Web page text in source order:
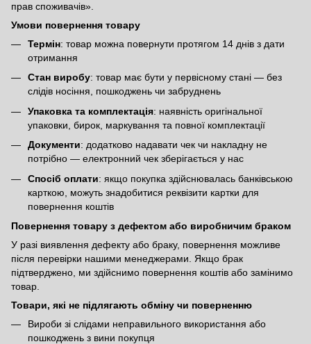
прав споживачів»
Умови повернення товару
Термін: товар можна повернути протягом 14 днів з дати
отримання
Стан виробу: товар має бути у первісному стані — без
слідів носіння, пошкоджень чи забруднень
Упаковка та комплектація: наявність оригінальної
упаковки, бирок, маркування та повної комплектації
Документи: додатково надавати чек чи накладну не
потрібно — електронний чек зберігається у нас
Спосіб оплати: якщо покупка здійснювалась банківською
карткою, можуть знадобитися реквізити картки для
повернення коштів
Повернення товару з дефектом або виробничим браком
У разі виявлення дефекту або браку, повернення можливе
після перевірки нашими менеджерами. Якщо брак
підтверджено, ми здійснимо повернення коштів або замінимо
товар.
Товари, які не підлягають обміну чи поверненню
Вироби зі слідами неправильного використання або
пошкоджень з вини покупця